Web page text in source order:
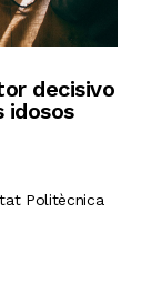
decisivo
idosos
Politècnica